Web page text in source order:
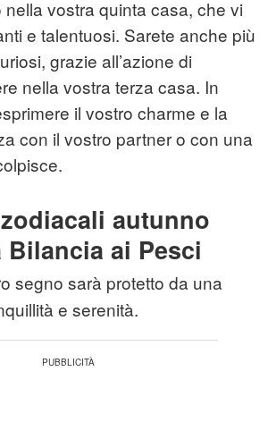
vostra quinta casa, che vi
e talentuosi. Sarete anche più
grazie all’azione di
nella vostra terza casa. In
il vostro charme e la
con il vostro partner o con una
autunno
Bilancia ai Pesci
segno sarà protetto da una
e serenità.